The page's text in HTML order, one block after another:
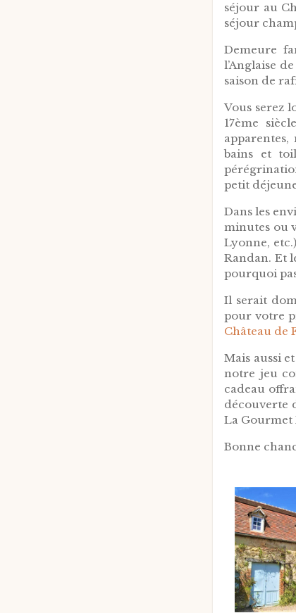
séjour au
séjour
Demeure
l’Anglaise
saison de
Vous serez
17ème
bains et
petit
Dans les
minutes ou
Lyonne,
Randan. Et
pourquoi
Il serait
pour votre
Château de
Mais aussi
notre jeu
cadeau
découverte
La
Bonne